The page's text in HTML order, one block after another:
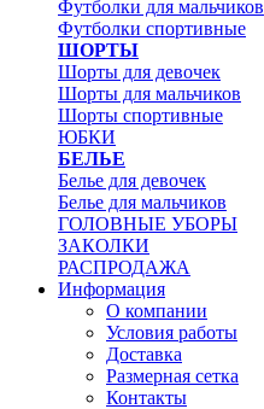
Футболки для мальчиков
Футболки спортивные
ШОРТЫ
Шорты для девочек
Шорты для мальчиков
Шорты спортивные
ЮБКИ
БЕЛЬЕ
Белье для девочек
Белье для мальчиков
ГОЛОВНЫЕ УБОРЫ
ЗАКОЛКИ
РАСПРОДАЖА
Информация
О компании
Условия работы
Доставка
Размерная сетка
Контакты